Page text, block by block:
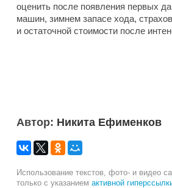
оценить после появления первых
машин, зимнем запасе хода,
и остаточной стоимости после
Автор: Никита Ефименков
Использование текстов, фото- и видео
только с указанием активной